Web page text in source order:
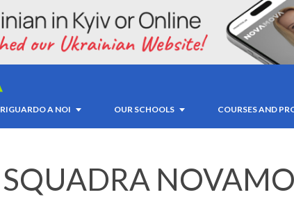
RIGUARDO A NOI OUR SCHOOLS COURSES AND
SQUADRA